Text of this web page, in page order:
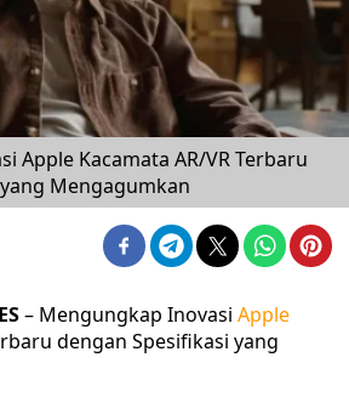
Apple Kacamata AR/VR Terbaru
Mengagumkan
– Mengungkap Inovasi Apple
dengan Spesifikasi yang